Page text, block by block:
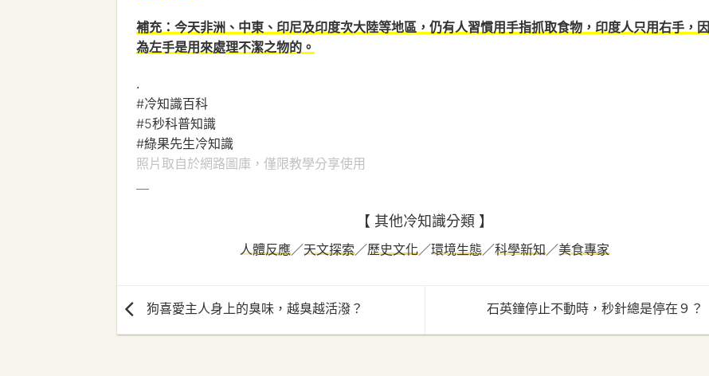
補充：今天非洲、中東、印尼及印度次大陸等地區，仍有人習慣用手指抓取食物，印度人只用右手，因
為左手是用來處理不潔之物的。
.
#冷知識百科
#5秒科普知識
#綠果先生冷知識
照片取自於網路圖庫，僅限教學分享使用
【 其他冷知識分類 】
人體反應／天文探索／歷史文化／環境生態／科學新知／美食專家
狗喜愛主人身上的臭味，越臭越活潑？ 石英鐘停止不動時，秒針總是停在９？